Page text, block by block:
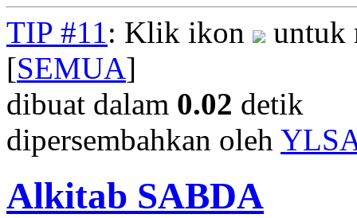
TIP #11: Klik ikon
untuk
[SEMUA]
dibuat dalam 0.02 detik
dipersembahkan oleh
Alkitab SABDA